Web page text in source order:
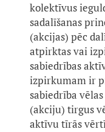
kolektīvus
sadalīšanas
(akcijas) pēc
atpirktas vai
sabiedrības
izpirkumam ir
sabiedrība
(akciju) tirgus
aktīvu tīrās